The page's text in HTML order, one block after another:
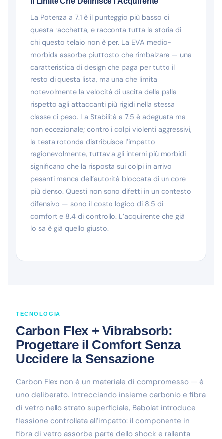
La Potenza a 7.1 è il punteggio più basso di
questa racchetta, e racconta tutta la storia di
chi questo telaio non è per. La EVA medio-
morbida assorbe piuttosto che rimbalzare — una
caratteristica di design che paga per tutto il
resto di questa lista, ma una che limita
notevolmente la velocità di uscita della palla
rispetto agli attaccanti più rigidi nella stessa
classe di peso. La Stabilità a 7.5 è adeguata ma
non eccezionale; contro i colpi violenti aggressivi,
la testa rotonda distribuisce l’impatto
ragionevolmente, tuttavia gli interni più morbidi
significano che la risposta sui colpi in arrivo
pesanti manca dell’autorità bloccata di un core
più denso. Questi non sono difetti in un contesto
difensivo — sono il costo logico di 8.5 di
comfort e 8.4 di controllo. L’acquirente che già
lo sa è già quello giusto.
TECNOLOGIA
Carbon Flex + Vibrabsorb:
Progettare il Comfort Senza
Uccidere la Sensazione
Carbon Flex non è un materiale di compromesso — è
uno deliberato. Intrecciando insieme carbonio e fibra
di vetro nello strato superficiale, Babolat introduce
flessione controllata all’impatto: il componente in
fibra di vetro assorbe parte dello shock e rallenta